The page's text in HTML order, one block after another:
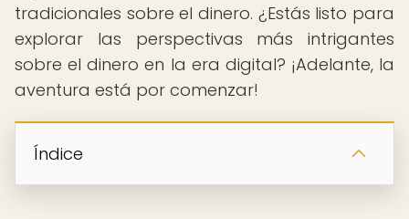
tradicionales sobre el dinero. ¿Estás listo para
explorar las perspectivas más intrigantes
sobre el dinero en la era digital? ¡Adelante, la
aventura está por comenzar!
Índice